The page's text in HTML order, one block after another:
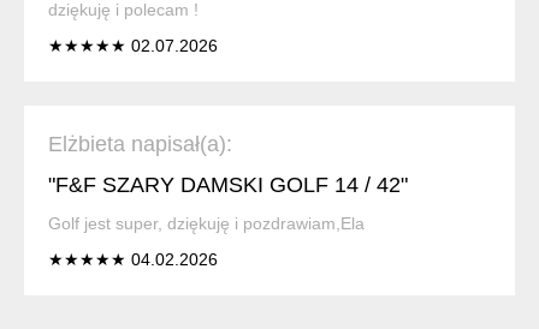
dziękuję i polecam !
★★★★★ 02.07.2026
Elżbieta napisał(a):
"F&F SZARY DAMSKI GOLF 14 / 42"
Golf jest super, dziękuję i pozdrawiam,Ela
★★★★★ 04.02.2026